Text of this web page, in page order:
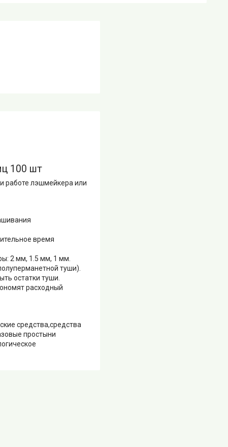
100 шт
работе лэшмейкера или
время
2 мм, 1.5 мм, 1 мм.
туши).
остатки туши.
расходный
средства,средства
простыни